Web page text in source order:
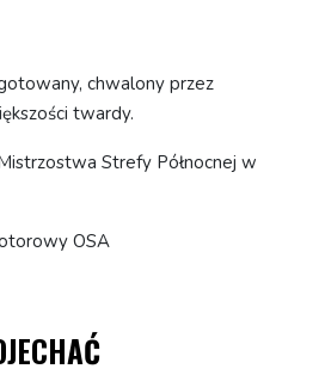
chwalony przez
twardy.
Strefy Północnej w
OSA